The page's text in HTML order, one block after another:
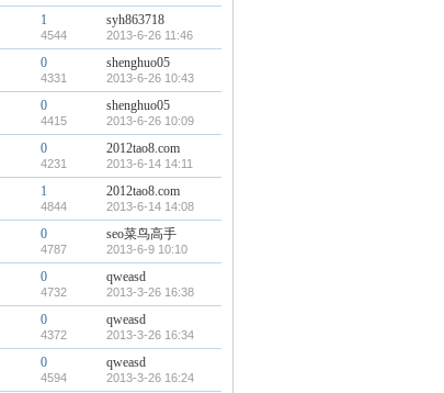
1
4544
syh863718
2013-6-26 11:46
0
4331
shenghuo05
2013-6-26 10:43
0
4415
shenghuo05
2013-6-26 10:09
0
4231
2012tao8.com
2013-6-14 14:11
1
4844
2012tao8.com
2013-6-14 14:08
0
4787
seo菜鸟高手
2013-6-9 10:10
0
4732
qweasd
2013-3-26 16:38
0
4372
qweasd
2013-3-26 16:34
0
4594
qweasd
2013-3-26 16:24